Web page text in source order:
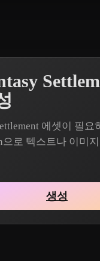
에셋이 필요
으로 텍스트나 이미
생성